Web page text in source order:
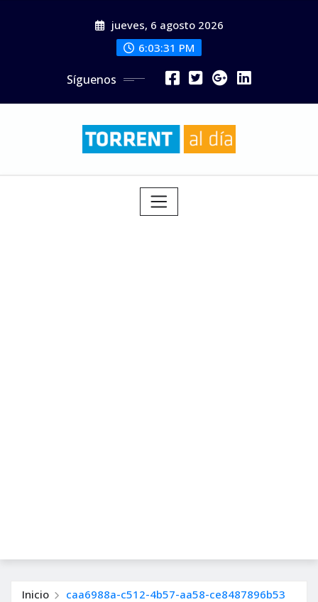
jueves, 6 agosto 2026
6:03:32 PM
Síguenos
Inicio caa6988a-c512-4b57-aa58-ce8487896b53